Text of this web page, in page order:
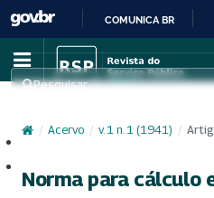
IR
COMUNICA BR
Pesquisar
/ Acervo / v. 1 n. 1 (1941) /
Norma para cálculo